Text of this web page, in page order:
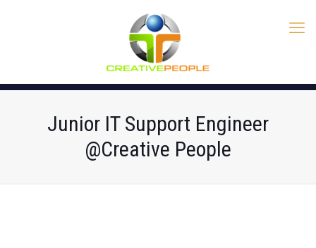
Junior IT Support Engineer
@Creative People